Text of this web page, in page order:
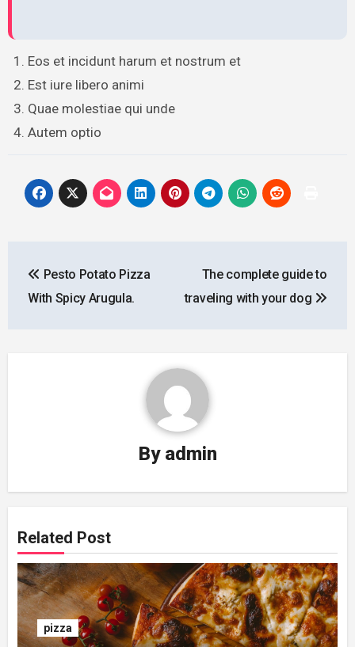
Eos et incidunt harum et nostrum et
Est iure libero animi
Quae molestiae qui unde
Autem optio
navigation
Pesto Potato Pizza
With Spicy Arugula.
The complete guide to
traveling with your dog
By admin
Related Post
pizza